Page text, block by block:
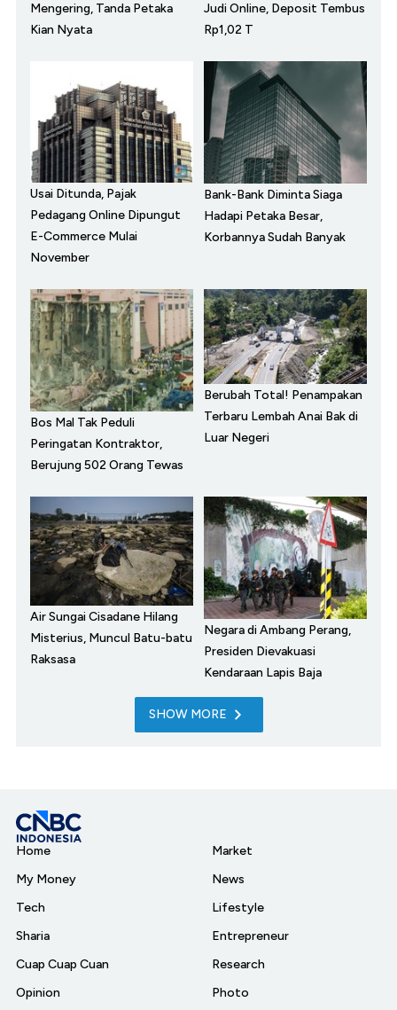
Mengering, Tanda Petaka
Kian Nyata
Judi Online, Deposit Tembus
Rp1,02 T
Usai Ditunda, Pajak
Pedagang Online Dipungut
E-Commerce Mulai
November
Bank-Bank Diminta Siaga
Hadapi Petaka Besar,
Korbannya Sudah Banyak
Bos Mal Tak Peduli
Peringatan Kontraktor,
Berujung 502 Orang Tewas
Berubah Total! Penampakan
Terbaru Lembah Anai Bak di
Luar Negeri
Air Sungai Cisadane Hilang
Misterius, Muncul Batu-batu
Raksasa
Negara di Ambang Perang,
Presiden Dievakuasi
Kendaraan Lapis Baja
SHOW MORE
Home
My Money
Tech
Sharia
Cuap Cuap Cuan
Opinion
Market
News
Lifestyle
Entrepreneur
Research
Photo